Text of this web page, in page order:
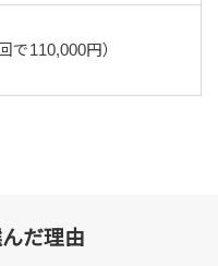
で110,000円）
だ理由